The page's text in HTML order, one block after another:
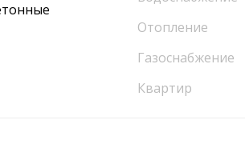
Отопление
Газоснабжение
Квартир